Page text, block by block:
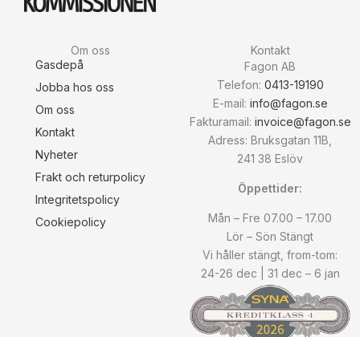
Om oss
Gasdepå
Jobba hos oss
Om oss
Kontakt
Nyheter
Frakt och returpolicy
Integritetspolicy
Cookiepolicy
Kontakt
Fagon AB
Telefon: 0413-19190
E-mail: info@fagon.se
Fakturamail: invoice@fagon.se
Adress: Bruksgatan 11B,
241 38 Eslöv
Öppettider:
Mån – Fre 07.00 – 17.00
Lör – Sön Stängt
Vi håller stängt, from-tom:
24-26 dec | 31 dec – 6 jan